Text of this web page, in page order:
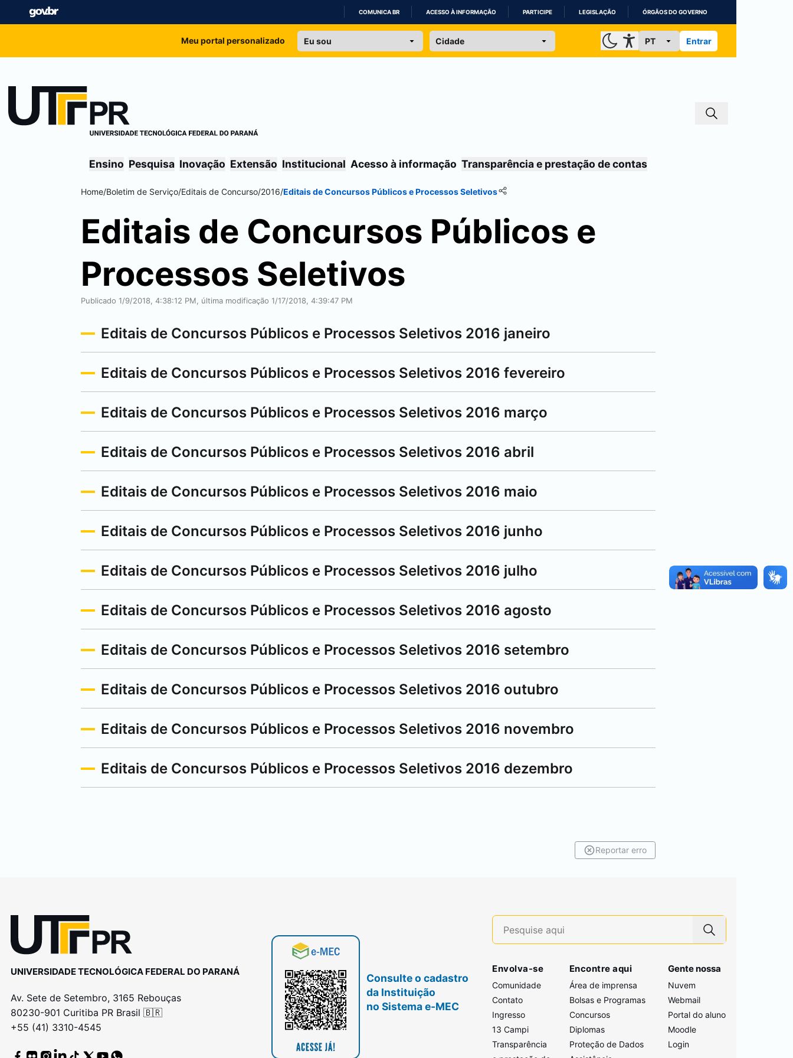
IR
COMUNICA BR ACESSO À INFORMAÇÃO PARTICIPE LEGISLAÇÃO ÓRGÃOS DO GOVERNO
Meu portal personalizado Entrar
Ensino Pesquisa Inovação Extensão Institucional Acesso à informação Transparência e prestação de contas
Home/Boletim de Serviço/Editais de Concurso/2016/Editais de Concursos Públicos e Processos Seletivos
Editais de Concursos Públicos e
Processos Seletivos
Publicado 1/9/2018, 4:38:12 PM, última modificação 1/17/2018, 4:39:47 PM
Editais de Concursos Públicos e Processos Seletivos 2016 janeiro
Editais de Concursos Públicos e Processos Seletivos 2016 fevereiro
Editais de Concursos Públicos e Processos Seletivos 2016 março
Editais de Concursos Públicos e Processos Seletivos 2016 abril
Editais de Concursos Públicos e Processos Seletivos 2016 maio
Editais de Concursos Públicos e Processos Seletivos 2016 junho
Editais de Concursos Públicos e Processos Seletivos 2016 julho
Editais de Concursos Públicos e Processos Seletivos 2016 agosto
Editais de Concursos Públicos e Processos Seletivos 2016 setembro
Editais de Concursos Públicos e Processos Seletivos 2016 outubro
Editais de Concursos Públicos e Processos Seletivos 2016 novembro
Editais de Concursos Públicos e Processos Seletivos 2016 dezembro
Reportar erro
UNIVERSIDADE TECNOLÓGICA FEDERAL DO PARANÁ
Av. Sete de Setembro, 3165 Rebouças
80230-901 Curitiba PR Brasil 🇧🇷
+55 (41) 3310-4545
Consulte o cadastro
da Instituição
no Sistema e-MEC
Envolva-se
Comunidade
Contato
Ingresso
13 Campi
Transparência
Encontre aqui
Área de imprensa
Bolsas e Programas
Concursos
Diplomas
Proteção de Dados
Gente nossa
Nuvem
Webmail
Portal do aluno
Moodle
Login